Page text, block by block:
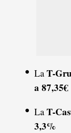
LaT-
a 87,35€
LaT-
3,3%